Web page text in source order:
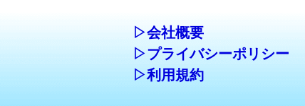
▷会社概要
▷プライバシーポリシー
▷利用規約